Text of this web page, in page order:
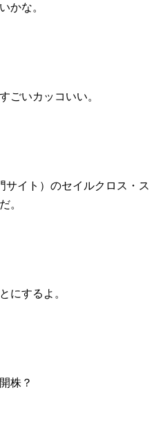
かな。
ごいカッコいい。
サイト）のセイルクロス・ス
。
にするよ。
株？